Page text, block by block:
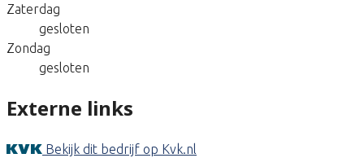
Zaterdag
gesloten
Zondag
gesloten
Externe links
Bekijk dit bedrijf op Kvk.nl